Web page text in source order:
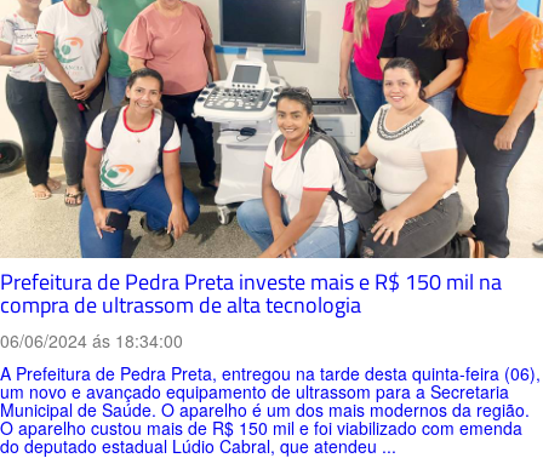
Prefeitura de Pedra Preta investe mais e R$ 150 mil na
compra de ultrassom de alta tecnologia
06/06/2024 ás 18:34:00
A Prefeitura de Pedra Preta, entregou na tarde desta quinta-feira (06),
um novo e avançado equipamento de ultrassom para a Secretaria
Municipal de Saúde. O aparelho é um dos mais modernos da região.
O aparelho custou mais de R$ 150 mil e foi viabilizado com emenda
do deputado estadual Lúdio Cabral, que atendeu ...